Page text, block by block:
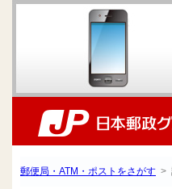
郵便局・ATM・ポストをさがす >